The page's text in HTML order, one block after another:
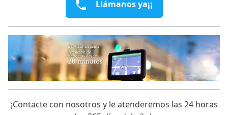
Llámanos ya¡¡
¡Contacte con nosotros y le atenderemos las 24 horas